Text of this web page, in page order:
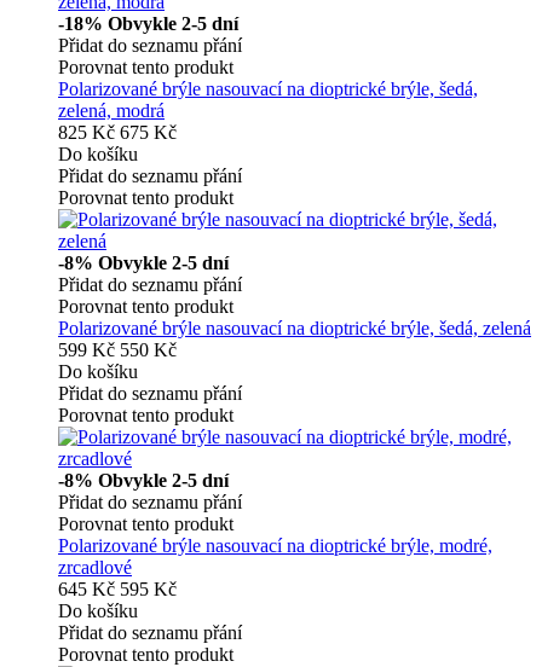
-18% Obvykle 2-5 dní
Přidat do seznamu přání
Porovnat tento produkt
Polarizované brýle nasouvací na dioptrické brýle, šedá,
zelená, modrá
825 Kč 675 Kč
Do košíku
Přidat do seznamu přání
Porovnat tento produkt
-8% Obvykle 2-5 dní
Přidat do seznamu přání
Porovnat tento produkt
Polarizované brýle nasouvací na dioptrické brýle, šedá, zelená
599 Kč 550 Kč
Do košíku
Přidat do seznamu přání
Porovnat tento produkt
-8% Obvykle 2-5 dní
Přidat do seznamu přání
Porovnat tento produkt
Polarizované brýle nasouvací na dioptrické brýle, modré,
zrcadlové
645 Kč 595 Kč
Do košíku
Přidat do seznamu přání
Porovnat tento produkt